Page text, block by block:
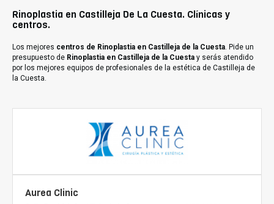
Rinoplastia en Castilleja De La Cuesta. Clínicas y
centros.
Los mejores centros de Rinoplastia en Castilleja de la Cuesta. Pide un
presupuesto de Rinoplastia en Castilleja de la Cuesta y serás atendido
por los mejores equipos de profesionales de la estética de Castilleja de
la Cuesta.
Aurea Clinic